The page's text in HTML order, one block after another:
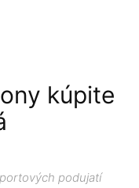
kúpite
podujatí